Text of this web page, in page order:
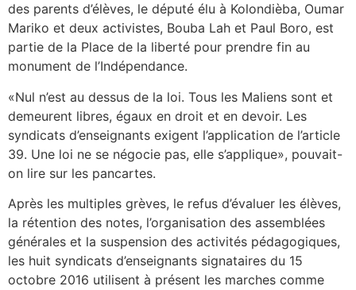
des parents d’élèves, le député élu à Kolondièba, Oumar
Mariko et deux activistes, Bouba Lah et Paul Boro, est
partie de la Place de la liberté pour prendre fin au
monument de l’Indépendance.
«Nul n’est au dessus de la loi. Tous les Maliens sont et
demeurent libres, égaux en droit et en devoir. Les
syndicats d’enseignants exigent l’application de l’article
39. Une loi ne se négocie pas, elle s’applique», pouvait-
on lire sur les pancartes.
Après les multiples grèves, le refus d’évaluer les élèves,
la rétention des notes, l’organisation des assemblées
générales et la suspension des activités pédagogiques,
les huit syndicats d’enseignants signataires du 15
octobre 2016 utilisent à présent les marches comme